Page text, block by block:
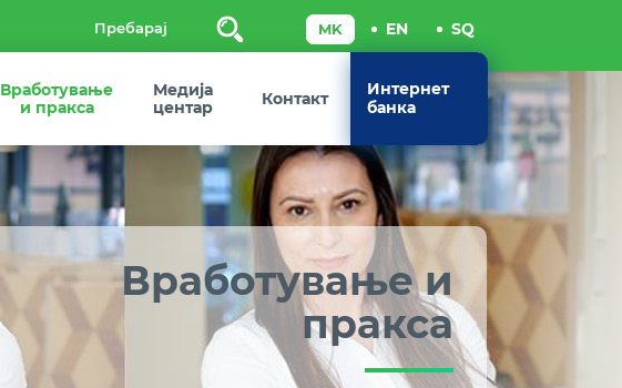
Пребарај
Вработување
и пракса
Медија
центар
Контакт
Интернет
банка
Вработување и
пракса